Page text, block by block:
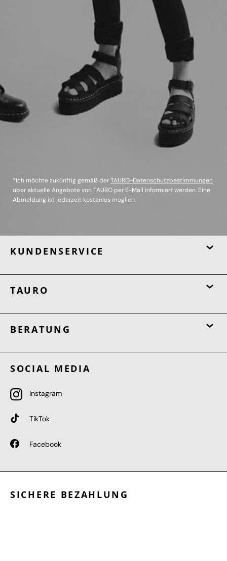
*Ich möchte zukünftig gemäß derTAURO-Datenschutzbestimmungen
über aktuelle Angebote von TAURO per E-Mail informiert werden. Eine
Abmeldung ist jederzeit kostenlos möglich.
KUNDENSERVICE
TAURO
BERATUNG
SOCIAL MEDIA
Instagram
TikTok
Facebook
SICHERE BEZAHLUNG